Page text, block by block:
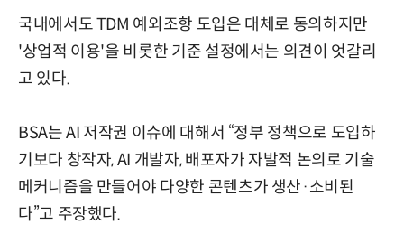
국내에서도 TDM 예외조항 도입은 대체로 동의하지만
'상업적 이용'을 비롯한 기준 설정에서는 의견이 엇갈리
고 있다.
BSA는 AI 저작권 이슈에 대해서 “정부 정책으로 도입하
기보다 창작자, AI 개발자, 배포자가 자발적 논의로 기술
메커니즘을 만들어야 다양한 콘텐츠가 생산·소비된
다”고 주장했다.